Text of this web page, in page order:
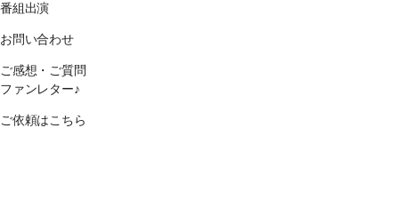
番組出演
お問い合わせ
ご感想・ご質問
ファンレター♪
ご依頼はこちら